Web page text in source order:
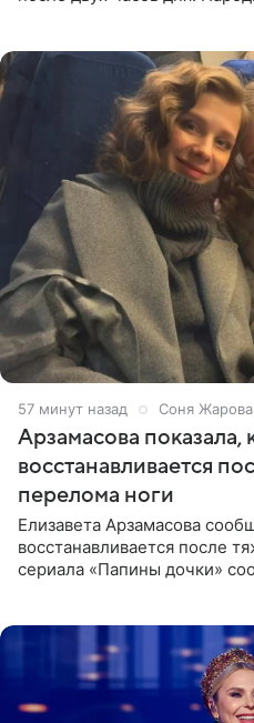
57 минут назад Соня Жарова
Арзамасова показала,
восстанавливается
перелома ноги
Елизавета Арзамасова
восстанавливается после
сериала «Папины дочки»